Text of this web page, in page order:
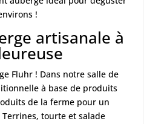
!
artisanale à
Fluhr ! Dans notre salle de
à base de produits
de la ferme pour un
tourte et salade